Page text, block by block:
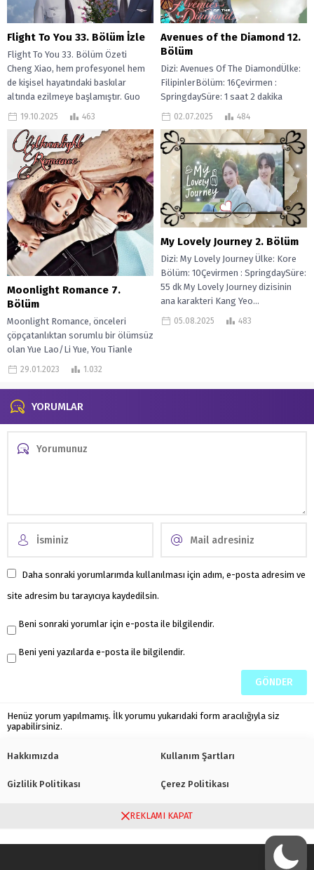
Flight To You 33. Bölüm İzle
Flight To You 33. Bölüm Özeti
Cheng Xiao, hem profesyonel hem
de kişisel hayatındaki baskılar
altında ezilmeye başlamıştır. Guo
Xiaoliang’ın...
19.10.2025 463
Avenues of the Diamond 12.
Bölüm
Dizi: Avenues Of The DiamondÜlke:
FilipinlerBölüm: 16Çevirmen :
SpringdaySüre: 1 saat 2 dakika
Avenues Of The Diamond (2025),
02.07.2025 484
Moonlight Romance 7.
Bölüm
Moonlight Romance, önceleri
çöpçatanlıktan sorumlu bir ölümsüz
olan Yue Lao/Li Yue, You Tianle
adıyla insan dünyasına iner. Hayatını
29.01.2023 1.032
My Lovely Journey 2. Bölüm
Dizi: My Lovely Journey Ülke: Kore
Bölüm: 10Çevirmen : SpringdaySüre:
55 dk My Lovely Journey dizisinin
ana karakteri Kang Yeo...
05.08.2025 483
YORUMLAR
Daha sonraki yorumlarımda kullanılması için adım, e-posta adresim ve
site adresim bu tarayıcıya kaydedilsin.
Beni sonraki yorumlar için e-posta ile bilgilendir.
Beni yeni yazılarda e-posta ile bilgilendir.
Henüz yorum yapılmamış. İlk yorumu yukarıdaki form aracılığıyla siz
yapabilirsiniz.
Hakkımızda Kullanım Şartları
Gizlilik Politikası Çerez Politikası
REKLAMI KAPAT